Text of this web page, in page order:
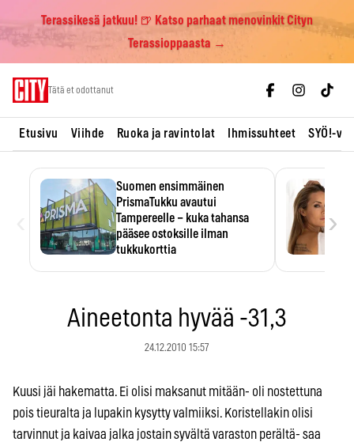
Terassikesä jatkuu! 🍺 Katso parhaat menovinkit Cityn
Terassioppaasta →
Tätä et odottanut
Etusivu Viihde Ruoka ja ravintolat Ihmissuhteet SYÖ!-
Suomen ensimmäinen
PrismaTukku avautui
Tampereelle – kuka tahansa
pääsee ostoksille ilman
tukkukorttia
›
Aineetonta hyvää -31,3
24.12.2010 15:57
Kuusi jäi hakematta. Ei olisi maksanut mitään- oli nostettuna
pois tieuralta ja lupakin kysytty valmiiksi. Koristellakin olisi
tarvinnut ja kaivaa jalka jostain syvältä varaston perältä- saa